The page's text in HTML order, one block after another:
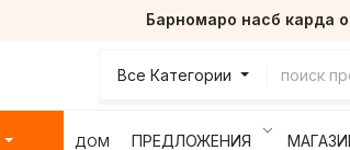
Барномаро насб карда
Все Категории
ДОМ ПРЕДЛОЖЕНИЯ